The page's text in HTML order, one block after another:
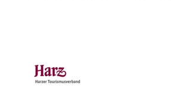
© Andreas Lehmberg, Harz: Magische Gebirgswelt